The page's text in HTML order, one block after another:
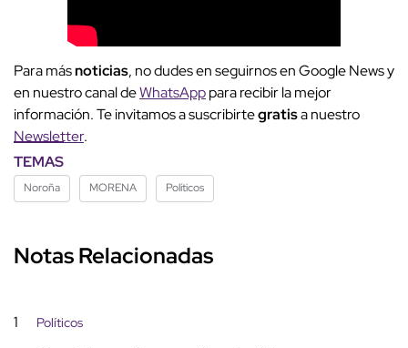
Para másnoticias, no dudes en seguirnos en Google News y
en nuestro canal deWhatsApppara recibir la mejor
información. Te invitamos a suscribirtegratisa nuestro
Newsletter.
TEMAS
Noroña MORENA Políticos
Notas Relacionadas
1 Políticos